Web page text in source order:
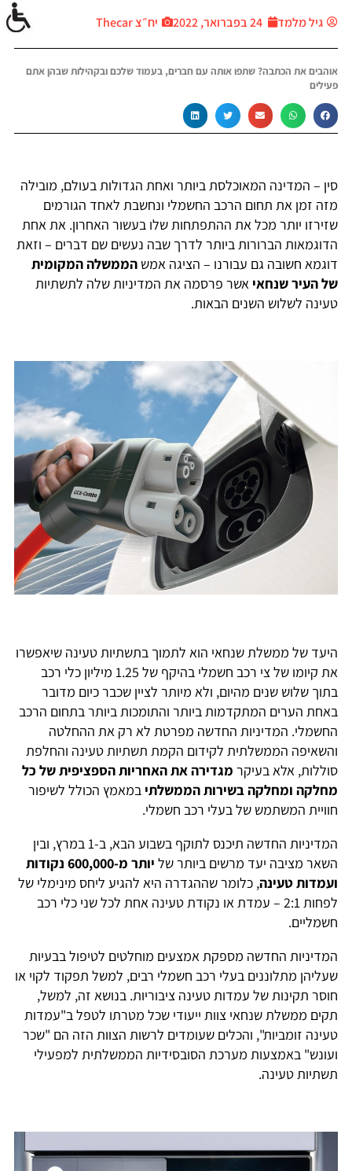
גיל מלמד 24 בפברואר, 2022 יח״צ Thecar
אוהבים את הכתבה? שתפו אותה עם חברים, בעמוד שלכם ובקהילות שבהן אתם
פעילים
סין – המדינה המאוכלסת ביותר ואחת הגדולות בעולם, מובילה
מזה זמן את תחום הרכב החשמלי ונחשבת לאחד הגורמים
שזירזו יותר מכל את ההתפתחות שלו בעשור האחרון. את אחת
הדוגמאות הברורות ביותר לדרך שבה נעשים שם דברים – וזאת
דוגמא חשובה גם עבורנו – הציגה אמש הממשלה המקומית
של העיר שנחאי אשר פרסמה את המדיניות שלה לתשתיות
טעינה לשלוש השנים הבאות.
היעד של ממשלת שנחאי הוא לתמוך בתשתיות טעינה שיאפשרו
את קיומו של צי רכב חשמלי בהיקף של 1.25 מיליון כלי רכב
בתוך שלוש שנים מהיום, ולא מיותר לציין שכבר כיום מדובר
באחת הערים המתקדמות ביותר והתומכות ביותר בתחום הרכב
החשמלי. המדיניות החדשה מפרטת לא רק את ההחלטה
והשאיפה הממשלתית לקידום הקמת תשתיות טעינה והחלפת
סוללות, אלא בעיקר מגדירה את האחריות הספציפית של כל
מחלקה ומחלקה בשירות הממשלתי במאמץ הכולל לשיפור
חוויית המשתמש של בעלי רכב חשמלי.
המדיניות החדשה תיכנס לתוקף בשבוע הבא, ב-1 במרץ, ובין
השאר מציבה יעד מרשים ביותר של
יותר מ-600,000 נקודות
ועמדות טעינה, כלומר שההגדרה היא להגיע ליחס מינימלי של
לפחות 2:1 – עמדת או נקודת טעינה אחת לכל שני כלי רכב
חשמליים.
המדיניות החדשה מספקת אמצעים מוחלטים לטיפול בבעיות
שעליהן מתלוננים בעלי רכב חשמלי רבים, למשל תפקוד לקוי או
חוסר תקינות של עמדות טעינה ציבוריות. בנושא זה, למשל,
תקים ממשלת שנחאי צוות ייעודי שכל מטרתו לטפל ב"עמדות
טעינה זומביות", והכלים שעומדים לרשות הצוות הזה הם "שכר
ועונש" באמצעות מערכת הסובסידיות הממשלתית למפעילי
תשתיות טעינה.